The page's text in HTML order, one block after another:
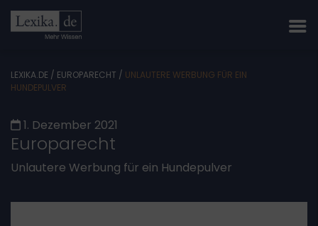
LEXIKA.DE / EUROPARECHT / UNLAUTERE WERBUNG FÜR EIN
HUNDEPULVER
1. Dezember 2021
Europarecht
Unlautere Werbung für ein Hundepulver